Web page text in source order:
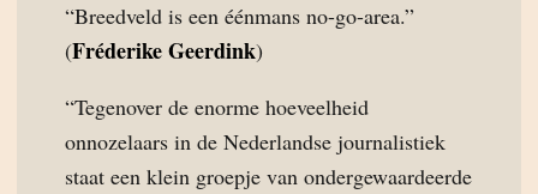
“Breedveld is een éénmans no-go-area.”
(Fréderike Geerdink)
“Tegenover de enorme hoeveelheid
onnozelaars in de Nederlandse journalistiek
staat een klein groepje van ondergewaardeerde